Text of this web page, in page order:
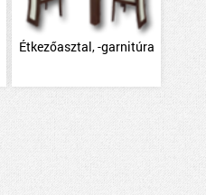
Étkezőasztal, -garnitúra